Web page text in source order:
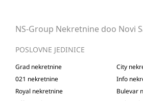
NS-Group Nekretnine doo Novi
POSLOVNE JEDINICE
Grad nekretnine
City
021 nekretnine
Info
Royal nekretnine
Bulevar